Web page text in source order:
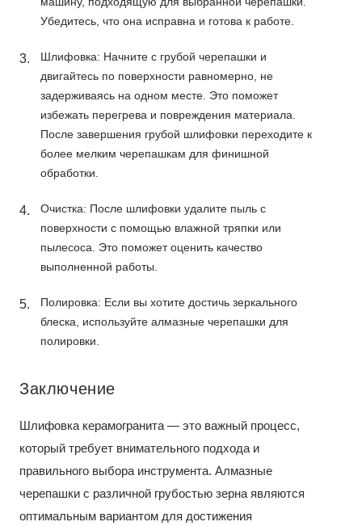
Убедитесь, что она исправна и готова к работе.
Шлифовка: Начните с грубой черепашки и
двигайтесь по поверхности равномерно, не
задерживаясь на одном месте. Это поможет
избежать перегрева и повреждения материала.
После завершения грубой шлифовки переходите к
более мелким черепашкам для финишной
обработки.
Очистка: После шлифовки удалите пыль с
поверхности с помощью влажной тряпки или
пылесоса. Это поможет оценить качество
выполненной работы.
Полировка: Если вы хотите достичь зеркального
блеска, используйте алмазные черепашки для
полировки.
Заключение
Шлифовка керамогранита — это важный процесс,
который требует внимательного подхода и
правильного выбора инструмента. Алмазные
черепашки с различной грубостью зерна являются
оптимальным вариантом для достижения